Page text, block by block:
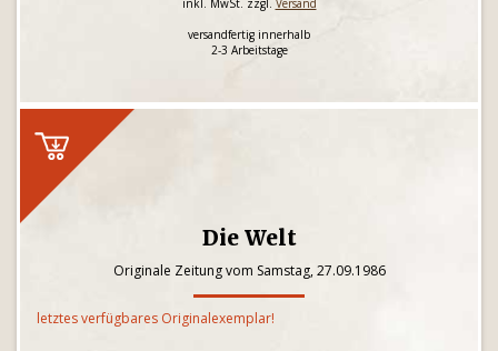
inkl. MwSt. zzgl. Versand
versandfertig innerhalb
2-3 Arbeitstage
Die Welt
Originale Zeitung vom Samstag, 27.09.1986
letztes verfügbares Originalexemplar!